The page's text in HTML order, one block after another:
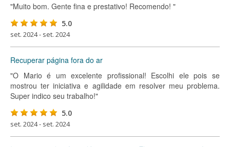
"Muito bom. Gente fina e prestativo! Recomendo! "
5.0
set. 2024 - set. 2024
Recuperar página fora do ar
"O Mario é um excelente profissional! Escolhi ele pois se
mostrou ter iniciativa e agilidade em resolver meu problema.
Super indico seu trabalho!"
5.0
set. 2024 - set. 2024